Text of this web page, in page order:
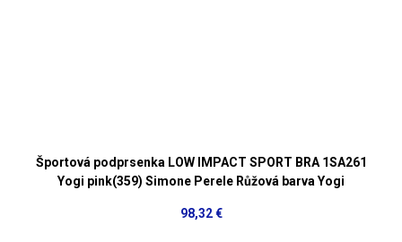
Športová podprsenka LOW IMPACT SPORT BRA 1SA261
Yogi pink(359) Simone Perele Růžová barva Yogi
98,32 €